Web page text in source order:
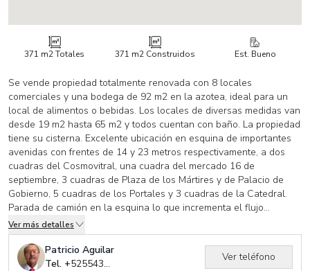
371 m2Totales 371 m2Construidos Est. Bueno
Se vende propiedad totalmente renovada con 8 locales
comerciales y una bodega de 92 m2 en la azotea, ideal para un
local de alimentos o bebidas. Los locales de diversas medidas van
desde 19 m2 hasta 65 m2 y todos cuentan con baño. La propiedad
tiene su cisterna. Excelente ubicación en esquina de importantes
avenidas con frentes de 14 y 23 metros respectivamente, a dos
cuadras del Cosmovitral, una cuadra del mercado 16 de
septiembre, 3 cuadras de Plaza de los Mártires y de Palacio de
Gobierno, 5 cuadras de los Portales y 3 cuadras de la Catedral.
Parada de camión en la esquina lo que incrementa el flujo
peatonal.
Ver más detalles
Patricio Aguilar
Tel. +525543514751
Ver teléfono